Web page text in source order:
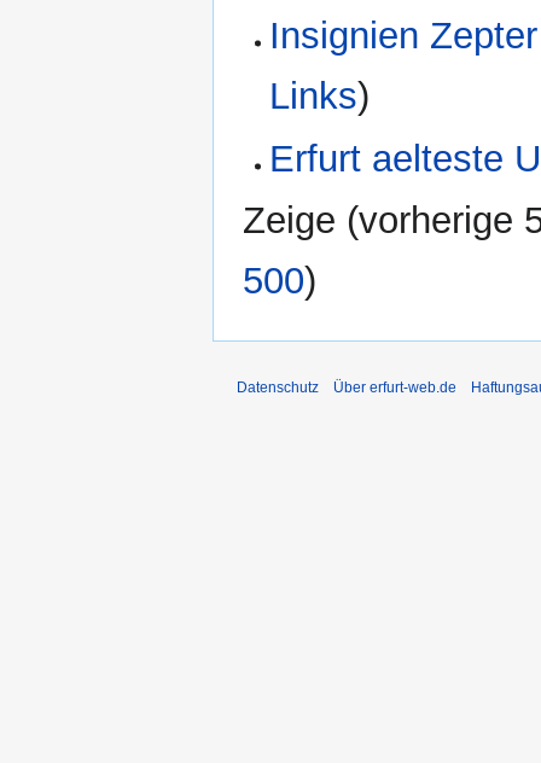
Insignien
Links)
Erfurt aelteste
Zeige (vorherige
500)
Datenschutz Über erfurt-web.de